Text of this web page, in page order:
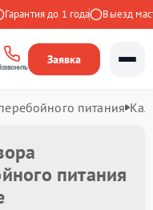
до 1 года Выезд
Заявка
питания
питания